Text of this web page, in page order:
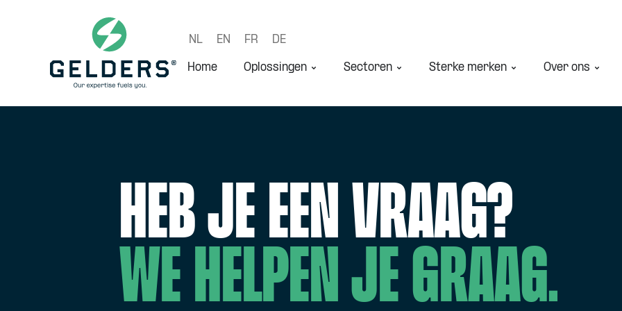
NL EN FR DE
Home Oplossingen Sectoren Sterke merken Over ons
heb je een vraag?
we helpen je graag.